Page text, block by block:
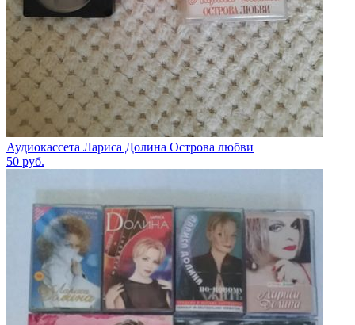
Аудиокассета Лариса Долина Острова любви
50 руб.